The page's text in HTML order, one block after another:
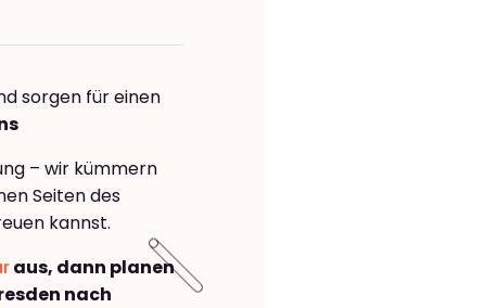
sorgen für einen
– wir kümmern
Seiten des
kannst.
aus, dann planen
nach